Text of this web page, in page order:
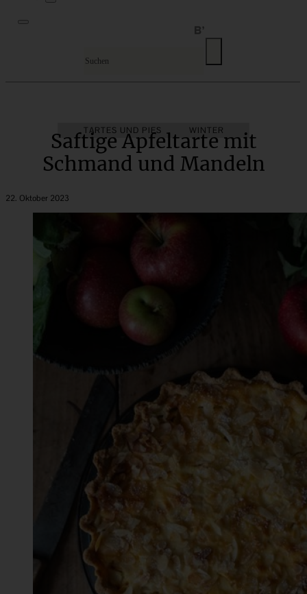
AUS DEM OBSTGARTEN HERBST
TARTES UND PIES WINTER
Saftige Apfeltarte mit
Schmand und Mandeln
22. Oktober 2023